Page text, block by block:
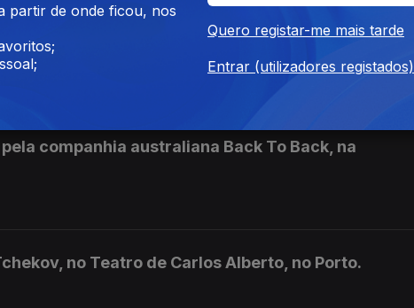
companhia australiana Back To Back, na
no Teatro de Carlos Alberto, no Porto.
partir de onde ficou, nos
Quero registar-me mais tarde
Entrar (utilizadores registados)